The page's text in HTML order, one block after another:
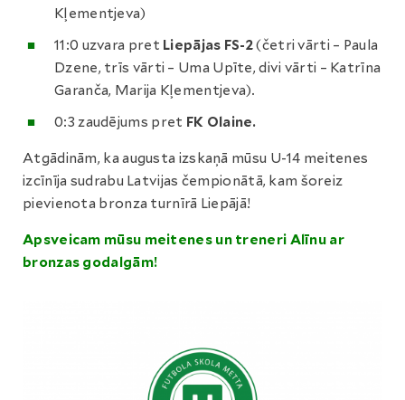
Kļementjeva)
11:0 uzvara pret Liepājas FS-2(četri vārti – Paula
Dzene, trīs vārti – Uma Upīte, divi vārti – Katrīna
Garanča, Marija Kļementjeva).
0:3 zaudējums pret FK Olaine.
Atgādinām, ka augusta izskaņā mūsu U-14 meitenes
izcīnīja sudrabu Latvijas čempionātā, kam šoreiz
pievienota bronza turnīrā Liepājā!
Apsveicam mūsu meitenes un treneri Alīnu ar
bronzas godalgām!